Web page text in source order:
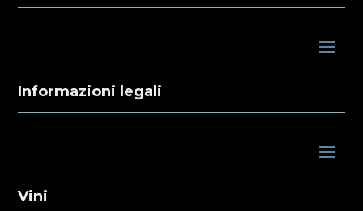
Informazioni legali
Vini